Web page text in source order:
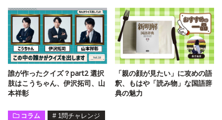
誰が作ったクイズ？part2 選択
肢はこうちゃん、伊沢拓司、山
本祥彰
「親の顔が見たい」に攻めの語
釈、もはや「読み物」な国語辞
典の魅力
コラム # 1問チャレンジ